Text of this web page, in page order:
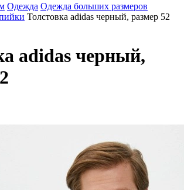
Одежда Одежда больших размеров
Толстовка adidas черный, размер 52
adidas черный,